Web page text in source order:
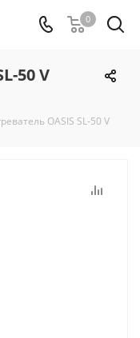
0
50 V
OASIS SL-50 V